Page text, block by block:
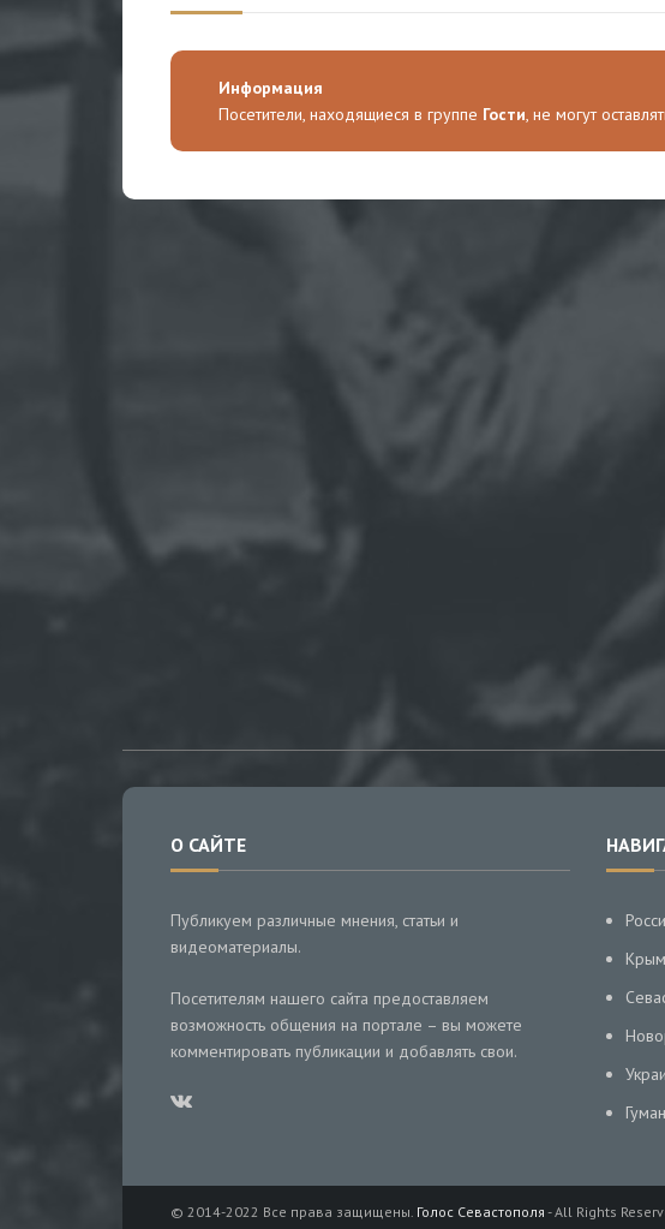
Информация
Посетители, находящиеся в группе Гости, не могут
О САЙТЕ
Публикуем различные мнения, статьи и
видеоматериалы.
Посетителям нашего сайта предоставляем
возможность общения на портале – вы можете
комментировать публикации и добавлять свои.
Крым
© 2014-2022 Все права защищены. Голос Севастополя - All Rights